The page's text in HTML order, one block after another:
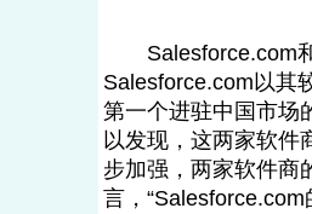
Salesforce.com
Salesforce.com以其
第一个进驻中国市场
以发现，这两家软件
步加强，两家软件商
言，“Salesforce.com